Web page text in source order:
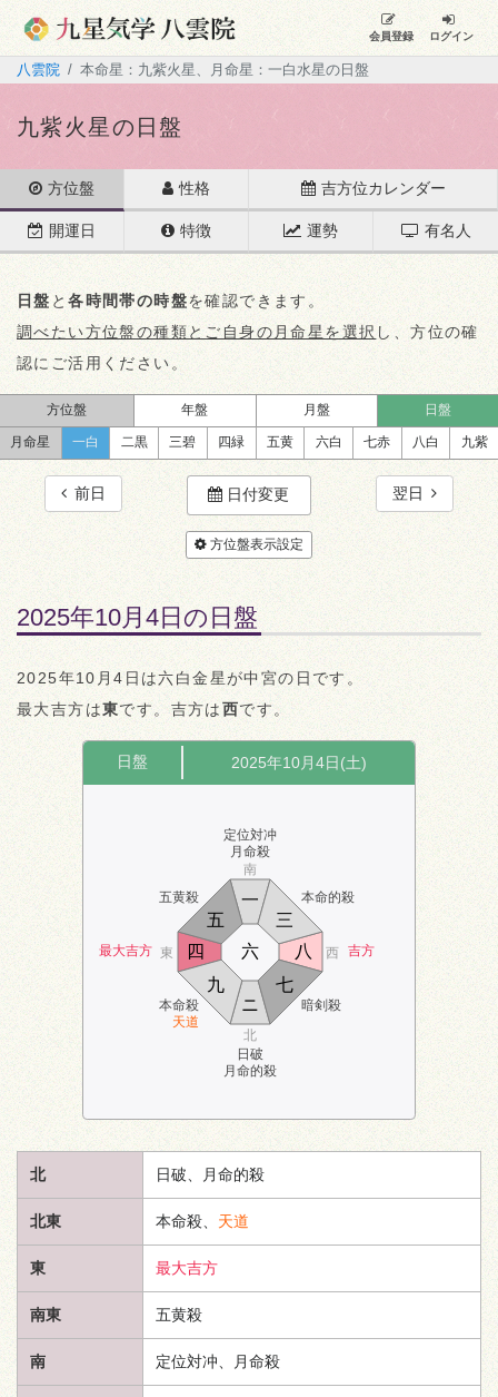
会員登録 ログイン
八雲院 本命星：九紫火星、月命星：一白水星の日盤
九紫火星の日盤
方位盤 性格 吉方位カレンダー
開運日 特徴 運勢 有名人
日盤 と各時間帯の時盤を確認できます。
調べたい方位盤の種類とご自身の月命星を選択 し、方位の確
認にご活用ください。
方位盤 年盤 月盤 日盤
月命星 一白 二黒 三碧 四緑 五黄 六白 七赤 八白 九紫
前日 日付変更 翌日
方位盤表示設定
2025年10月4日の日盤
2025年10月4日は六白金星が中宮の日です。
最大吉方は東です。吉方は西です。
日盤 2025年10月4日(土)
五黄殺
定位対冲
月命殺
本命的殺
最大吉方 吉方
本命殺
天道
日破
月命的殺
暗剣殺
南
北
東 西
ニ
三
四
五
六
七
八
九
一
北 日破、月命的殺
北東 本命殺、 天道
東 最大吉方
南東 五黄殺
南 定位対冲、月命殺